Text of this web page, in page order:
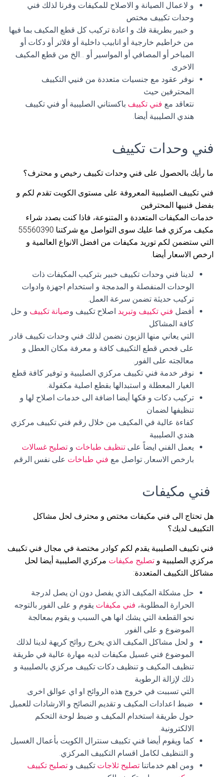
و لاعمال الصيانة و الاصلاح للمكيفات وفرنا لذلك فني
وحدات تكييف مختص
و خبير بطريقة فك و اعادة تركيب كل قطع المكيف بما فيها
من خراطيم خارجية أو انابيب داخلية أو فلاتر أو دكات أو
المباخر أو المصافي أو المواسير أو …الخ من قطع المكيف
الاخرى.
نوفر عقود مع جنسيات متعددة من فنيي التكييف
المحترفين حيث
نتعاقد مع فني تكييف باكستاني الصليبية أو فني تكييف
هندي الصليبية أيضا.
فني وحدات تكييف
ما رأيك بالحصول على فني وحدات تكييف رخيص و محترف؟
فني تكييف الصليبية المعروفة على مستوى الكويت تقدم لكم و
بفضل فنييها المحترفين
خدمات المكيفات المتعددة و المتنوعة، فاذا كنت بصدد شراء
مكيف مركزي فما عليك سوى التواصل مع شركتنا 55560390
التي ستضمن لكم توريد مكيفات من افضل الانواع العالمية و
ارخص الاسعار أيضا.
لدينا فني وحدات تكييف خبير بتركيب المكيفات ذات
الوحدات المنفصلة و المدمجة و استخدام اجهزة وادوات
تركيب حديثة تضمن سرعة العمل.
أفضل فني تكييف وتبريد اصلاح تكييف وصيانة تكييف و حل
كافة المشاكل
التي يعاني منها الزبون نضمن لذلك فني وحدات تكييف قادر
على فحص قطع التكييف كافة و معرفة مكان العطل و
معالجته على الفور.
نوفر خدمة فني تكييف مركزي الصليبية و توفير كافة قطع
الغيار المعطلة و استبدالها بقطع اصلية مكفولة.
تركيب دكات و فكها أيضا اضافة الى خدمات اصلاح لها و
تنظيفها لضمان
كفاءة عالية في المكيف من خلال رقم فني تكييف مركزي
هندي الصليبية
يعمل الفني ايضاً على تنظيف طباخات و تصليح غسالات
بارخص الاسعار, تواصل مع فني طباخات على نفس الرقم.
فني مكيفات
هل تحتاج الى فني مكيفات مختص و محترف لحل مشاكل
التكييف لديك؟
فني تكييف الصليبية يقدم لكم كوادر مختصة في مجال فني تكييف
مركزي الصليبية و تصليح مكيفات مركزي الصليبية أيضا لحل
مشاكل التكييف المتعددة:
حل مشكلة المكيف الذي يفصل دون ان يصل لدرجة
الحرارة المطلوبة، فني مكيفات يقوم و على الفور بالتوجه
نحو القطعة التي يشك انها هي السبب و يقوم بمعالجة
الموضوع و على الفور.
و لحل مشاكل المكيف الذي يخرج روائح كريهة لدينا لذلك
الموضوع فني غسيل مكيفات لديه مهارة عالية في طريقة
تنظيف المكيف و تنظيف دكات تكييف مركزي بالصليبية و
ذلك لإزالة الرطوبة
التي تسببت في خروج هذه الروائح او اي عوالق اخرى.
ضبط اعدادات المكيف و تقديم النصائح و الارشادات للعميل
حول طريقة استخدام المكيف و ضبط لوحة التحكم
الالكترونية.
كما ويقوم أيضا فني تكييف سنترال الكويت بأعمال الغسيل
و التنظيف لكامل اقسام التكييف المركزي.
ومن اهم خدماتنا تصليح ثلاجات تكييف و تصليح تكييف